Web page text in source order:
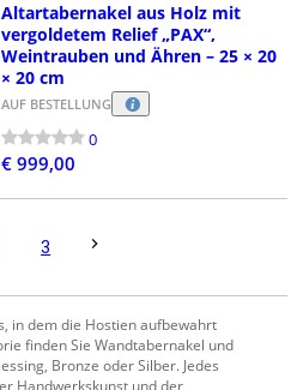
Altartabernakel aus Holz mit
vergoldetem Relief „PAX“,
Weintrauben und Ähren – 25 × 20
× 20 cm
AUF BESTELLUNG
0
€ 999,00
3
in dem die Hostien aufbewahrt
finden Sie Wandtabernakel und
Bronze oder Silber. Jedes
Handwerkskunst und der